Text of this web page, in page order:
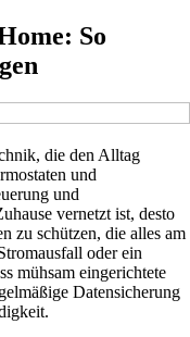
So
die den Alltag
und
und
vernetzt ist, desto
zu schützen, die alles am
oder ein
mühsam eingerichtete
Datensicherung